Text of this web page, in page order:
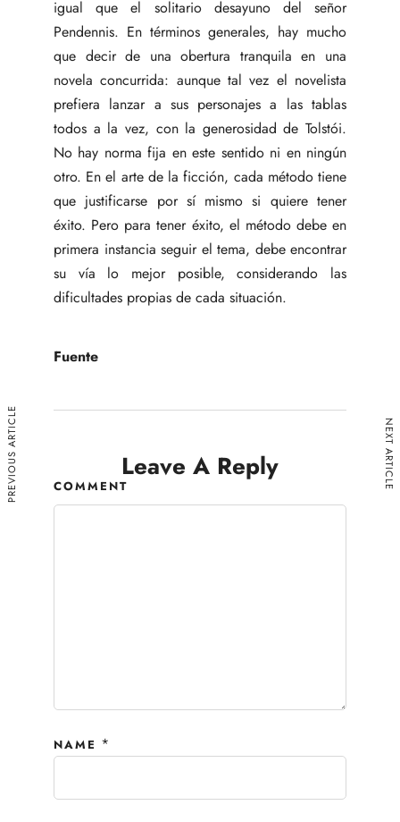
igual que el solitario desayuno del señor
Pendennis. En términos generales, hay mucho
que decir de una obertura tranquila en una
novela concurrida: aunque tal vez el novelista
prefiera lanzar a sus personajes a las tablas
todos a la vez, con la generosidad de Tolstói.
No hay norma fija en este sentido ni en ningún
otro. En el arte de la ficción, cada método tiene
que justificarse por sí mismo si quiere tener
éxito. Pero para tener éxito, el método debe en
primera instancia seguir el tema, debe encontrar
su vía lo mejor posible, considerando las
dificultades propias de cada situación.
Fuente
Leave A Reply
COMMENT
NAME *
PREVIOUS ARTICLE NEXT ARTICLE